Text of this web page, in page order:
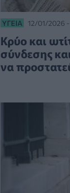
ΥΓΕΊΑ 12/01/2026
Κρύο και
σύνδεσης
να